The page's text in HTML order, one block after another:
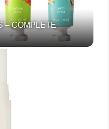
– COMPLETE